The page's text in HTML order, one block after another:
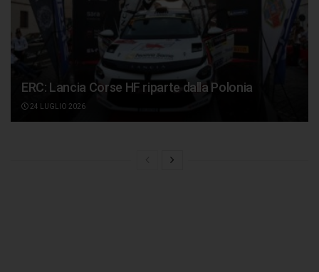
ERC: Lancia Corse HF riparte dalla Polonia
24 LUGLIO 2026